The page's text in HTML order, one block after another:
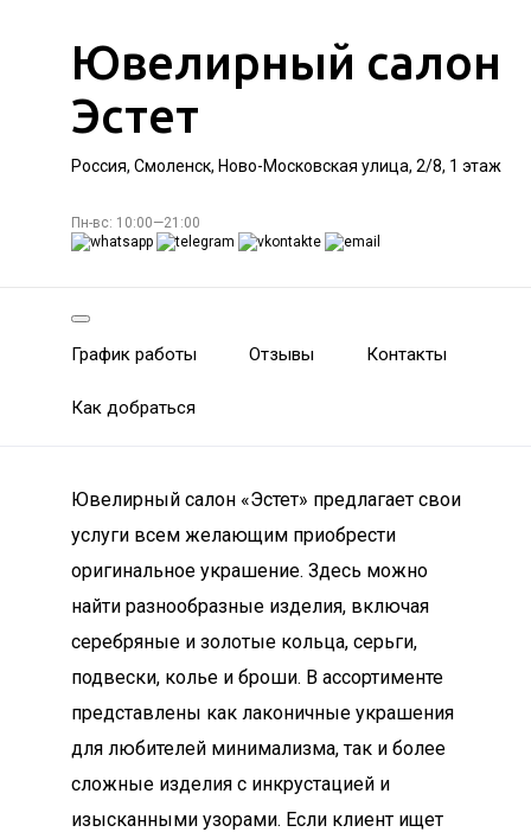
Ювелирный салон
Эстет
Россия, Смоленск, Ново-Московская улица, 2/8, 1 этаж
Пн-вс: 10:00—21:00
График работы Отзывы Контакты
Как добраться
Ювелирный салон «Эстет» предлагает свои
услуги всем желающим приобрести
оригинальное украшение. Здесь можно
найти разнообразные изделия, включая
серебряные и золотые кольца, серьги,
подвески, колье и броши. В ассортименте
представлены как лаконичные украшения
для любителей минимализма, так и более
сложные изделия с инкрустацией и
изысканными узорами. Если клиент ищет